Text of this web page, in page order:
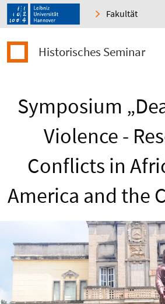
Fakultät
Historisches Seminar
Symposium
Violence -
Conflicts in
America and the